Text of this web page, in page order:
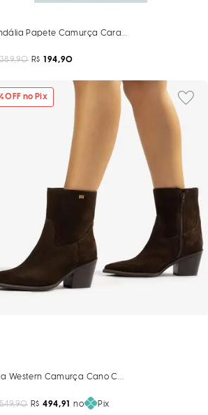
Papete Camurça Caramelo Tachas
389,90 R$ 194,90
OFF no Pix
Western Camurça Cano Curto Marrom Café
549,90 R$ 494,91 no Pix